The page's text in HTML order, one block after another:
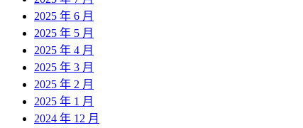
2025 年 6 月
2025 年 5 月
2025 年 4 月
2025 年 3 月
2025 年 2 月
2025 年 1 月
2024 年 12 月